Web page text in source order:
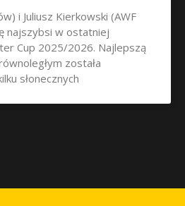
i Juliusz Kierkowski (AWF
najszybsi w ostatniej
Cup 2025/2026. Najlepszą
została
słonecznych